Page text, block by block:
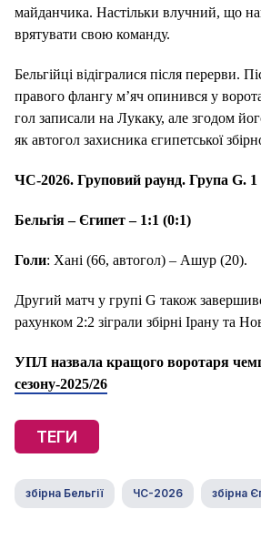
майданчика. Настільки влучний, що
врятувати свою команду.
Бельгійці відігралися після перерви.
правого флангу м’яч опинився у
гол записали на Лукаку, але згодом
як автогол захисника єгипетської
ЧС-2026. Груповий раунд. Група G. 1
Бельгія – Єгипет – 1:1 (0:1)
Голи: Хані (66, автогол) – Ашур (20).
Другий матч у групі G також
рахунком 2:2 зіграли збірні Ірану та
УПЛ назвала кращого воротаря
сезону-2025/26
ТЕГИ
збірна Бельгії ЧС-2026 збірна